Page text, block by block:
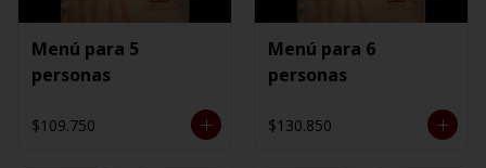
Menú para 5
personas
$109.750
Menú para 6
personas
$130.850